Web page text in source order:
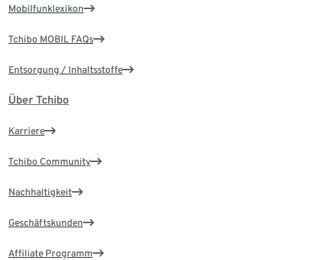
Mobilfunklexikon
Tchibo MOBIL FAQs
Entsorgung / Inhaltsstoffe
Über Tchibo
Karriere
Tchibo Community
Nachhaltigkeit
Geschäftskunden
Affiliate Programm